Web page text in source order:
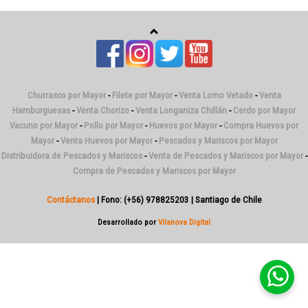
Churrasco por Mayor- Filete por Mayor-Venta Lomo Vetado-Venta
Hamburguesas -Venta Chorizo -Venta Longaniza Chillán - Cerdo por Mayor
Vacuno por Mayor - Pollo por Mayor - Huevos por Mayor - Compra Huevos por
Mayor-Venta Huevos por Mayor- Pescados y Mariscos por Mayor
Distribuidora de Pescados y Mariscos-Venta de Pescados y Mariscos por Mayor-
Compra de Pescados y Mariscos por Mayor
Contáctanos| Fono: (+56) 978825203 | Santiago de Chile
Desarrollado por Vilanova Digital